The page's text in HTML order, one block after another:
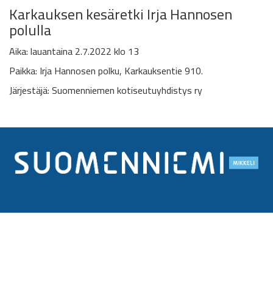
Karkauksen kesäretki Irja Hannosen
polulla
Aika: lauantaina 2.7.2022 klo 13
Paikka: Irja Hannosen polku, Karkauksentie 910.
Järjestäjä: Suomenniemen kotiseutuyhdistys ry